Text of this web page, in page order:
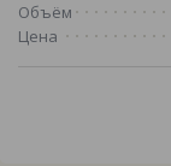
Объём
Цена